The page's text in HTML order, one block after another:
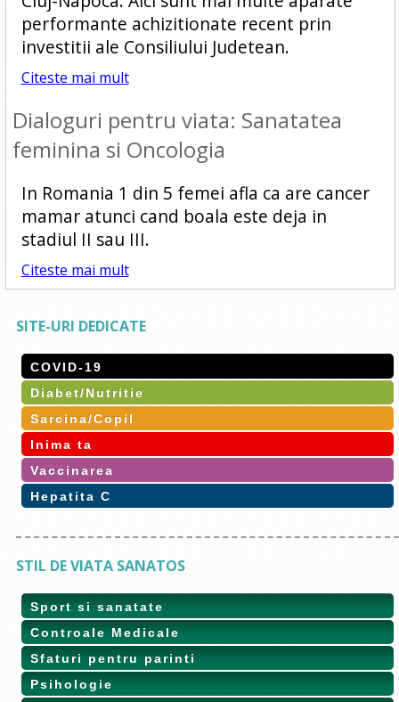
performante achizitionate recent prin
investitii ale Consiliului Judetean.
Citeste mai mult
Dialoguri pentru viata: Sanatatea
feminina si Oncologia
In Romania 1 din 5 femei afla ca are cancer
mamar atunci cand boala este deja in
stadiul II sau III.
Citeste mai mult
SITE-URI DEDICATE
COVID-19
Diabet/Nutritie
Sarcina/Copil
Inima ta
Vaccinarea
Hepatita C
STIL DE VIATA SANATOS
Sport si sanatate
Controale Medicale
Sfaturi pentru parinti
Psihologie